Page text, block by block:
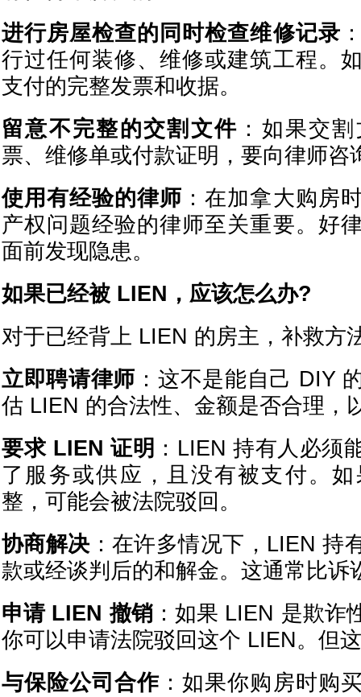
进行房屋检查的同时检查维修记录
行过任何装修、维修或建筑工程。
支付的完整发票和收据。
留意不完整的交割文件 ：如果交
票、维修单或付款证明，要向律师咨
使用有经验的律师 ：在加拿大购房
产权问题经验的律师至关重要。好
面前发现隐患。
如果已经被 LIEN，应该怎么办?
对于已经背上 LIEN 的房主，补救方
立即聘请律师 ：这不是能自己 DIY
估 LIEN 的合法性、金额是否合理，
要求 LIEN 证明 ：LIEN 持有人必须
了服务或供应，且没有被支付。
整，可能会被法院驳回。
协商解决 ：在许多情况下，LIEN 持
款或经谈判后的和解金。这通常比诉
申请 LIEN 撤销：如果 LIEN 是欺诈
你可以申请法院驳回这个 LIEN。但
与保险公司合作 ：如果你购房时购